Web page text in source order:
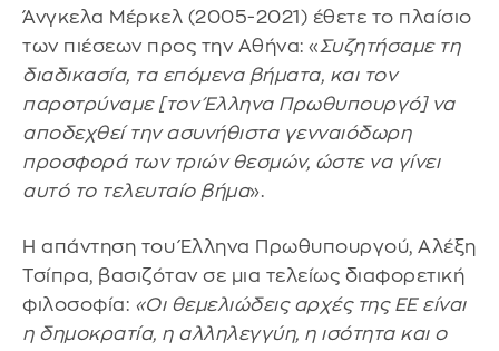
Άνγκελα Μέρκελ (2005-2021) έθετε το πλαίσιο
των πιέσεων προς την Αθήνα: «Συζητήσαμε τη
διαδικασία, τα επόμενα βήματα, και τον
παροτρύναμε [τον Έλληνα Πρωθυπουργό] να
αποδεχθεί την ασυνήθιστα γενναιόδωρη
προσφορά των τριών θεσμών, ώστε να γίνει
αυτό το τελευταίο βήμα».
Η απάντηση του Έλληνα Πρωθυπουργού, Αλέξη
Τσίπρα, βασιζόταν σε μια τελείως διαφορετική
φιλοσοφία: «Οι θεμελιώδεις αρχές της ΕΕ είναι
η δημοκρατία, η αλληλεγγύη, η ισότητα και ο